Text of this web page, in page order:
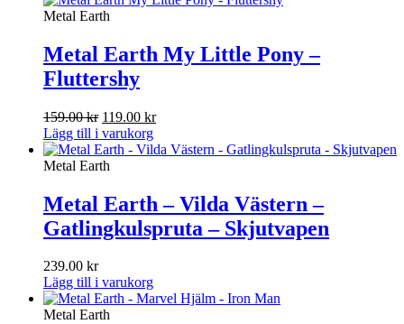
Metal Earth
Metal Earth My Little Pony –
Fluttershy
159.00kr Det
ursprungliga
priset
var:
119.00 krDet
priset
Lägg till i varukorg
Metal Earth
Metal Earth – Vilda Västern –
Gatlingkulspruta – Skjutvapen
239.00 kr
Lägg till i varukorg
Metal Earth